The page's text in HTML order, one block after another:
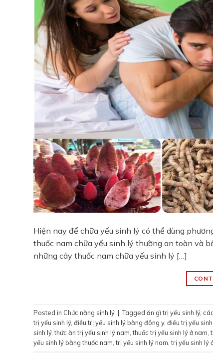
Hiện nay để chữa yếu sinh lý có thể dùng
thuốc nam chữa yếu sinh lý thường an toàn và
những cây thuốc nam chữa yếu sinh lý […]
Posted in Chức năng sinh lý | Tagged ăn gì trị yếu sinh lý,
trị yếu sinh lý, điều trị yếu sinh lý bằng đông y, điều trị yếu
sinh lý,thức ăn trị yếu sinh lý nam,thuốc trị yếu sinh lý ở nam,
yếu sinh lý bằng thuốc nam,trị yếu sinh lý nam,trị yếu sinh lý